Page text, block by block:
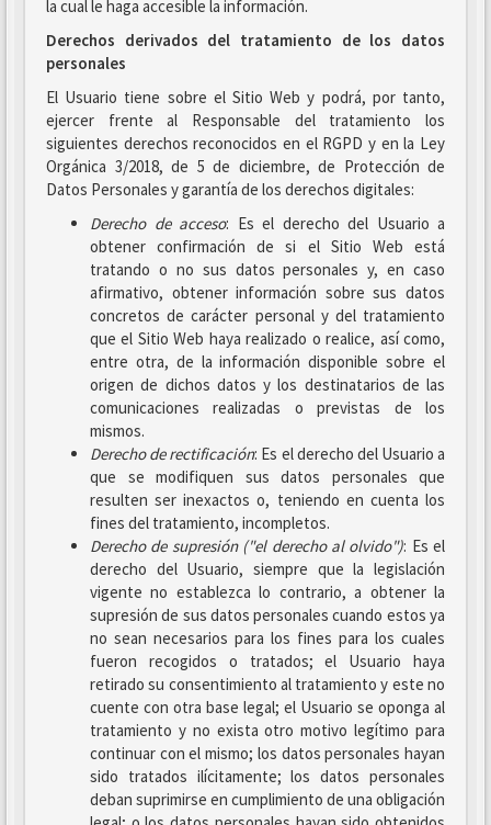
la cual le haga accesible la información.
Derechos derivados del tratamiento de los datos
personales
El Usuario tiene sobre el Sitio Web y podrá, por tanto,
ejercer frente al Responsable del tratamiento los
siguientes derechos reconocidos en el RGPD y en la Ley
Orgánica 3/2018, de 5 de diciembre, de Protección de
Datos Personales y garantía de los derechos digitales:
Derecho de acceso: Es el derecho del Usuario a
obtener confirmación de si el Sitio Web está
tratando o no sus datos personales y, en caso
afirmativo, obtener información sobre sus datos
concretos de carácter personal y del tratamiento
que el Sitio Web haya realizado o realice, así como,
entre otra, de la información disponible sobre el
origen de dichos datos y los destinatarios de las
comunicaciones realizadas o previstas de los
mismos.
Derecho de rectificación: Es el derecho del Usuario a
que se modifiquen sus datos personales que
resulten ser inexactos o, teniendo en cuenta los
fines del tratamiento, incompletos.
Derecho de supresión ("el derecho al olvido"): Es el
derecho del Usuario, siempre que la legislación
vigente no establezca lo contrario, a obtener la
supresión de sus datos personales cuando estos ya
no sean necesarios para los fines para los cuales
fueron recogidos o tratados; el Usuario haya
retirado su consentimiento al tratamiento y este no
cuente con otra base legal; el Usuario se oponga al
tratamiento y no exista otro motivo legítimo para
continuar con el mismo; los datos personales hayan
sido tratados ilícitamente; los datos personales
deban suprimirse en cumplimiento de una obligación